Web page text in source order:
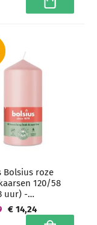
In
Bolsius roze
120/58
uur) -
€ 14,24